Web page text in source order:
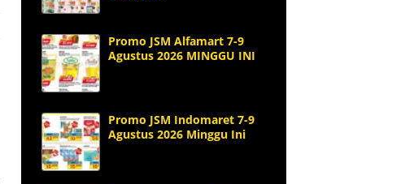
Promo JSM Alfamart 7-9
Agustus 2026 MINGGU INI
Promo JSM Indomaret 7-9
Agustus 2026 Minggu Ini